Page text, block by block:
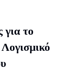
για το